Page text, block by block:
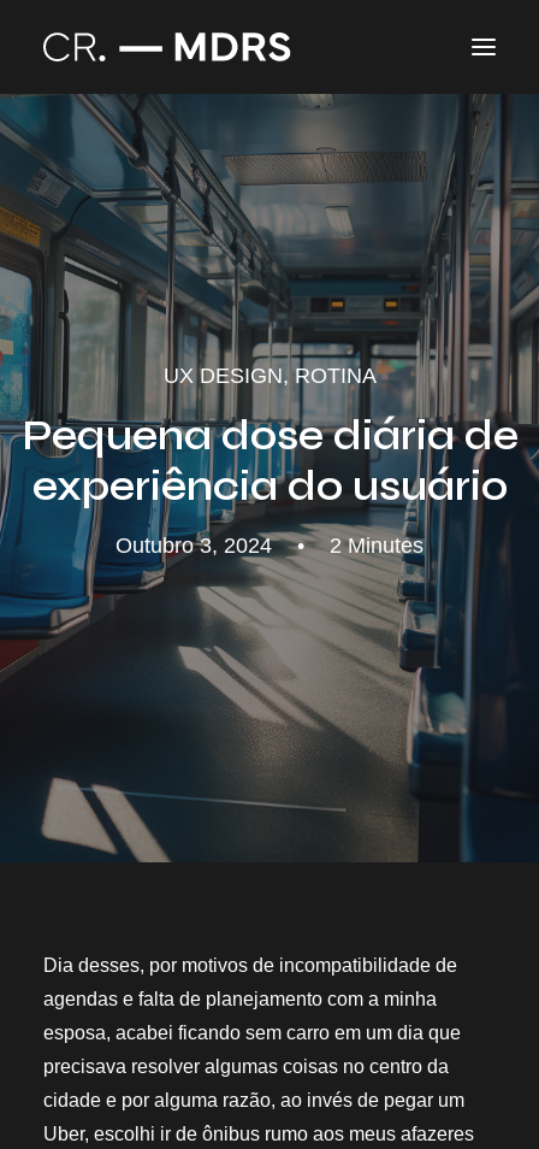
Branding
Blog
UX DESIGN,ROTINA
Pequena dose diária de
experiência do usuário
Outubro 3, 2024 • 2 Minutes
Dia desses, por motivos de incompatibilidade de
agendas e falta de planejamento com a minha
esposa, acabei ficando sem carro em um dia que
precisava resolver algumas coisas no centro da
cidade e por alguma razão, ao invés de pegar um
Uber, escolhi ir de ônibus rumo aos meus afazeres